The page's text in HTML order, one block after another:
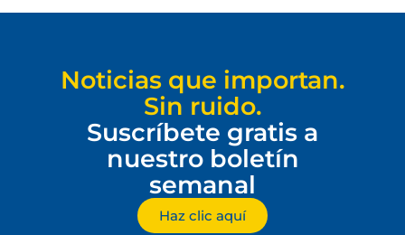
Noticias que importan.
Sin ruido.
Suscríbete gratis a
nuestro boletín
semanal
Haz clic aquí